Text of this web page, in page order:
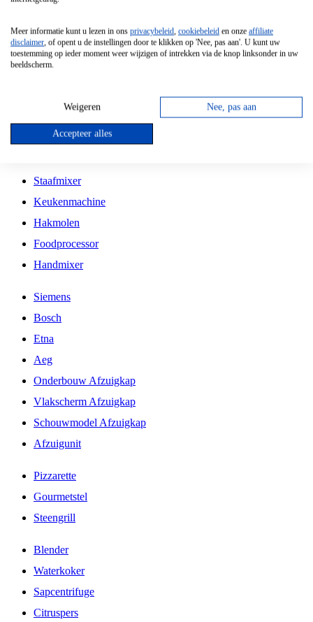
Vrijstaande Magnetron
Vrijstaande Kookplaat
Inbouw Gaskookplaat
Inbouw Keramische Kookplaat
Kookplaat Accessoires
Staafmixer
Keukenmachine
Hakmolen
Foodprocessor
Handmixer
Siemens
Bosch
Etna
Aeg
Onderbouw Afzuigkap
Vlakscherm Afzuigkap
Schouwmodel Afzuigkap
Afzuigunit
Pizzarette
Gourmetstel
Steengrill
Blender
Waterkoker
Sapcentrifuge
Citruspers
Meer informatie kunt u lezen in ons privacybeleid, cookiebeleid en onze affiliate
disclaimer, of opent u de instellingen door te klikken op 'Nee, pas aan'. U kunt uw
toestemming op ieder moment weer wijzigen of intrekken via de knop linksonder in uw
beeldscherm.
Weigeren Nee, pas aan
Accepteer alles